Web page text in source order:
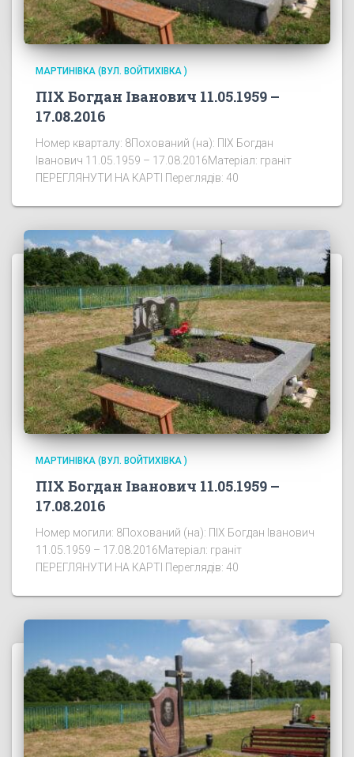
МАРТИНІВКА (ВУЛ. ВОЙТИХІВКА )
ПІХ Богдан Іванович 11.05.1959 –
17.08.2016
Номер кварталу: 8Похований (на): ПІХ Богдан
Іванович 11.05.1959 – 17.08.2016Матеріал: граніт
ПЕРЕГЛЯНУТИ НА КАРТІ Переглядів: 40
МАРТИНІВКА (ВУЛ. ВОЙТИХІВКА )
ПІХ Богдан Іванович 11.05.1959 –
17.08.2016
Номер могили: 8Похований (на): ПІХ Богдан Іванович
11.05.1959 – 17.08.2016Матеріал: граніт
ПЕРЕГЛЯНУТИ НА КАРТІ Переглядів: 40